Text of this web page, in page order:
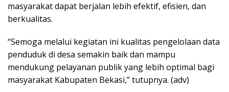
masyarakat dapat berjalan lebih efektif, efisien, dan
berkualitas.
“Semoga melalui kegiatan ini kualitas pengelolaan data
penduduk di desa semakin baik dan mampu
mendukung pelayanan publik yang lebih optimal bagi
masyarakat Kabupaten Bekasi,” tutupnya. (adv)